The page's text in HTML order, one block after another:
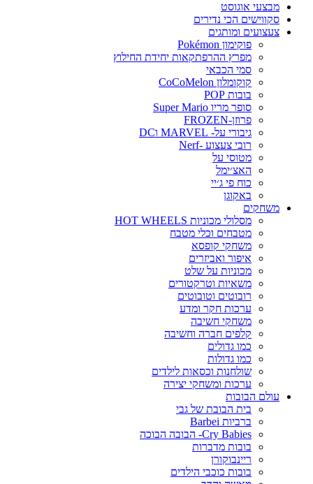
מבצעי אוגוסט
סקווישים הכי נדירים
צעצועים ומותגים
פוקימון Pokémon
מפרץ ההרפתקאות יחידת החילוץ
סמי הכבאי
קוקומלון CoCoMelon
בובות POP
סופר מריו Super Mario
פרוזן-FROZEN
גיבורי על- MARVEL וDC
רובי צעצוע -Nerf
מטוסי על
האצ׳ימל
כוח פי ג׳יי
באקוגן
משחקים
מסלולי מכוניות HOT WHEELS
מטבחים וכלי מטבח
משחקי קופסא
איפור ואביזרים
מכוניות על שלט
משאיות וטרקטורים
רובוטים וטובוטים
ערכות חקר ומדע
משחקי חשיבה
קלפים חברה וחשיבה
כמו גדולים
כמו גדולות
שולחנות וכסאות לילדים
ערכות ומשחקי יצירה
עולם הבובות
בית הבובת של גבי
ברביות Barbei
Cry Babies- הבובה הבוכה
בובות מדברות
ריינבוקורן
בובות כוכבי הילדים